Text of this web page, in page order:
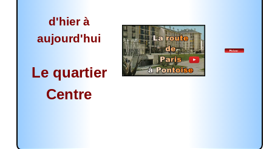
d'hier à
aujourd'hui
Le quartier
Centre